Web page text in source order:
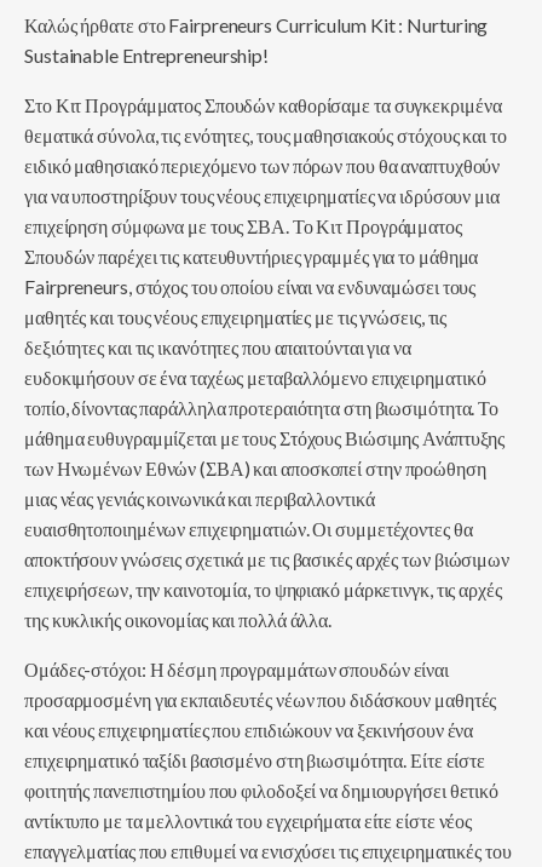
Καλώς ήρθατε στο Fairpreneurs Curriculum Kit : Nurturing
Sustainable Entrepreneurship!
Στο Κιτ Προγράμματος Σπουδών καθορίσαμε τα συγκεκριμένα
θεματικά σύνολα, τις ενότητες, τους μαθησιακούς στόχους και το
ειδικό μαθησιακό περιεχόμενο των πόρων που θα αναπτυχθούν
για να υποστηρίξουν τους νέους επιχειρηματίες να ιδρύσουν μια
επιχείρηση σύμφωνα με τους ΣΒΑ. Το Κιτ Προγράμματος
Σπουδών παρέχει τις κατευθυντήριες γραμμές για το μάθημα
Fairpreneurs, στόχος του οποίου είναι να ενδυναμώσει τους
μαθητές και τους νέους επιχειρηματίες με τις γνώσεις, τις
δεξιότητες και τις ικανότητες που απαιτούνται για να
ευδοκιμήσουν σε ένα ταχέως μεταβαλλόμενο επιχειρηματικό
τοπίο, δίνοντας παράλληλα προτεραιότητα στη βιωσιμότητα. Το
μάθημα ευθυγραμμίζεται με τους Στόχους Βιώσιμης Ανάπτυξης
των Ηνωμένων Εθνών (ΣΒΑ) και αποσκοπεί στην προώθηση
μιας νέας γενιάς κοινωνικά και περιβαλλοντικά
ευαισθητοποιημένων επιχειρηματιών. Οι συμμετέχοντες θα
αποκτήσουν γνώσεις σχετικά με τις βασικές αρχές των βιώσιμων
επιχειρήσεων, την καινοτομία, το ψηφιακό μάρκετινγκ, τις αρχές
της κυκλικής οικονομίας και πολλά άλλα.
Ομάδες-στόχοι: Η δέσμη προγραμμάτων σπουδών είναι
προσαρμοσμένη για εκπαιδευτές νέων που διδάσκουν μαθητές
και νέους επιχειρηματίες που επιδιώκουν να ξεκινήσουν ένα
επιχειρηματικό ταξίδι βασισμένο στη βιωσιμότητα. Είτε είστε
φοιτητής πανεπιστημίου που φιλοδοξεί να δημιουργήσει θετικό
αντίκτυπο με τα μελλοντικά του εγχειρήματα είτε είστε νέος
επαγγελματίας που επιθυμεί να ενισχύσει τις επιχειρηματικές του